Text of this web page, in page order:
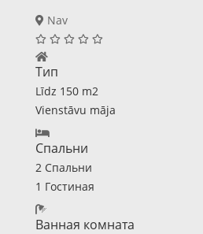
Nav
Тип
Līdz 150 m2
Vienstāvu māja
Спальни
2 Спальни
1 Гостиная
Ванная комната